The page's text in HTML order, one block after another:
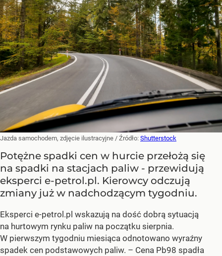
Jazda samochodem, zdjęcie ilustracyjne / Źródło: Shutterstock
Potężne spadki cen w hurcie przełożą się
na spadki na stacjach paliw - przewidują
eksperci e-petrol.pl. Kierowcy odczują
zmiany już w nadchodzącym tygodniu.
Eksperci e-petrol.pl wskazują na dość dobrą sytuacją
na hurtowym rynku paliw na początku sierpnia.
W pierwszym tygodniu miesiąca odnotowano wyraźny
spadek cen podstawowych paliw. – Cena Pb98 spadła